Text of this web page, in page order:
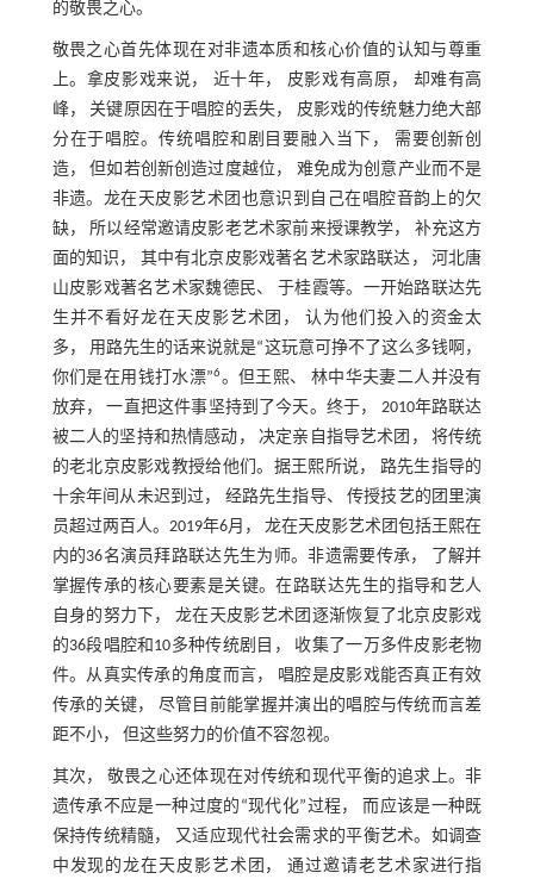
的敬畏之心。
敬畏之心首先体现在对非遗本质和核心价值的认知与尊重
上。拿皮影戏来说， 近十年， 皮影戏有高原， 却难有高
峰， 关键原因在于唱腔的丢失， 皮影戏的传统魅力绝大部
分在于唱腔。传统唱腔和剧目要融入当下， 需要创新创
造， 但如若创新创造过度越位， 难免成为创意产业而不是
非遗。龙在天皮影艺术团也意识到自己在唱腔音韵上的欠
缺， 所以经常邀请皮影老艺术家前来授课教学， 补充这方
面的知识， 其中有北京皮影戏著名艺术家路联达， 河北唐
山皮影戏著名艺术家魏德民、 于桂霞等。一开始路联达先
生并不看好龙在天皮影艺术团， 认为他们投入的资金太
多， 用路先生的话来说就是“这玩意可挣不了这么多钱啊，
你们是在用钱打水漂”6。但王熙、 林中华夫妻二人并没有
放弃， 一直把这件事坚持到了今天。终于， 2010年路联达
被二人的坚持和热情感动， 决定亲自指导艺术团， 将传统
的老北京皮影戏教授给他们。据王熙所说， 路先生指导的
十余年间从未迟到过， 经路先生指导、 传授技艺的团里演
员超过两百人。2019年6月， 龙在天皮影艺术团包括王熙在
内的36名演员拜路联达先生为师。非遗需要传承， 了解并
掌握传承的核心要素是关键。在路联达先生的指导和艺人
自身的努力下， 龙在天皮影艺术团逐渐恢复了北京皮影戏
的36段唱腔和10多种传统剧目， 收集了一万多件皮影老物
件。从真实传承的角度而言， 唱腔是皮影戏能否真正有效
传承的关键， 尽管目前能掌握并演出的唱腔与传统而言差
距不小， 但这些努力的价值不容忽视。
其次， 敬畏之心还体现在对传统和现代平衡的追求上。非
遗传承不应是一种过度的“现代化”过程， 而应该是一种既
保持传统精髓， 又适应现代社会需求的平衡艺术。如调查
中发现的龙在天皮影艺术团， 通过邀请老艺术家进行指